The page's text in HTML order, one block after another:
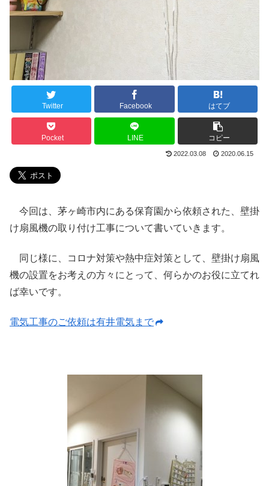
Twitter Facebook はてブ
Pocket LINE コピー
2022.03.08 2020.06.15
今回は、茅ヶ崎市内にある保育園から依頼された、壁掛
け扇風機の取り付け工事について書いていきます。
同じ様に、コロナ対策や熱中症対策として、壁掛け扇風
機の設置をお考えの方々にとって、何らかのお役に立てれ
ば幸いです。
電気工事のご依頼は有井電気まで